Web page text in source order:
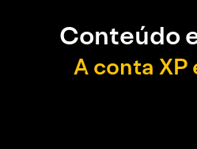
Conteúdo
A conta XP